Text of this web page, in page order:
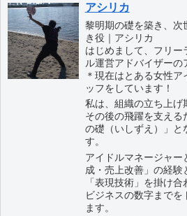
アシリカ
黎明期の礎を築き、次
き役｜アシリカ
はじめまして、フリー
ル運営アドバイザーの
＊現在はとある女性
ッフをしています！
私は、組織の立ち上げ
その後の飛躍を支える
の礎（いしずえ）」と
す。
アイドルマネージャ
成・売上改善」の経
「表現技術」を掛け
ビジネスの数字までを
ます。